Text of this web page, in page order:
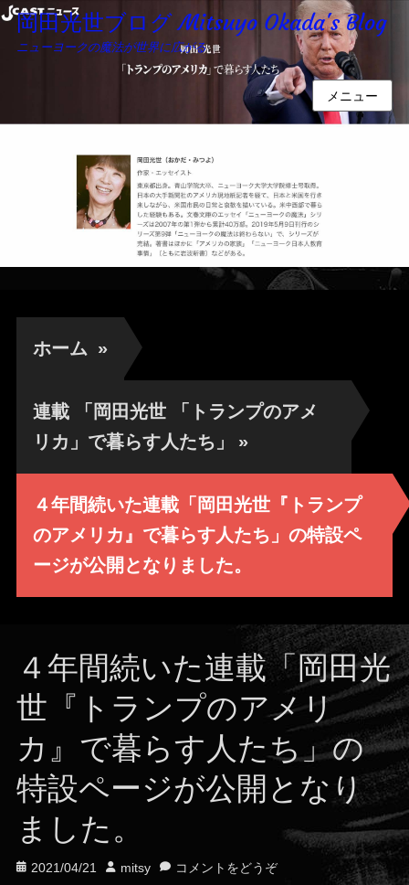
岡田光世ブログ Mitsuyo Okada's Blog
ニューヨークの魔法が世界に広がる
メニュー
ホーム »
連載 「岡田光世 「トランプのアメ
リカ」で暮らす人たち」
»
４年間続いた連載「岡田光世『トランプ
のアメリカ』で暮らす人たち」の特設ペ
ージが公開となりました。
４年間続いた連載「岡田光
世『トランプのアメリ
カ』で暮らす人たち」の
特設ページが公開となり
ました。
投 2021/04/21
投 mitsy コメントをどうぞ